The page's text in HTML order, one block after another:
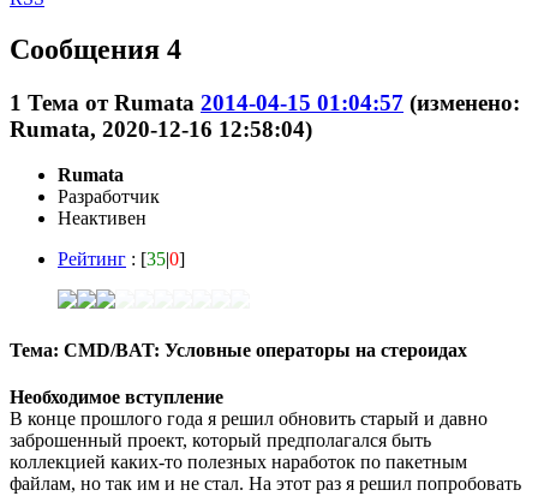
Сообщения 4
1 Тема отRumata 2014-04-15 01:04:57 (изменено:
Rumata, 2020-12-16 12:58:04)
Rumata
Разработчик
Неактивен
Рейтинг : [35|0]
Тема: CMD/BAT: Условные операторы на стероидах
Необходимое вступление
В конце прошлого года я решил обновить старый и давно
заброшенный проект, который предполагался быть
коллекцией каких-то полезных наработок по пакетным
файлам, но так им и не стал. На этот раз я решил попробовать